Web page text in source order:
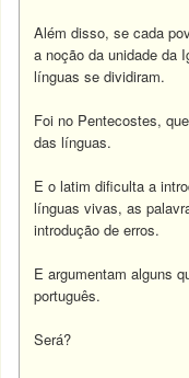
Além disso, se cada
a noção da unidade da
línguas se dividiram.
Foi no Pentecostes,
das línguas.
E o latim dificulta a
línguas vivas, as
introdução de erros.
E argumentam alguns
português.
Será?